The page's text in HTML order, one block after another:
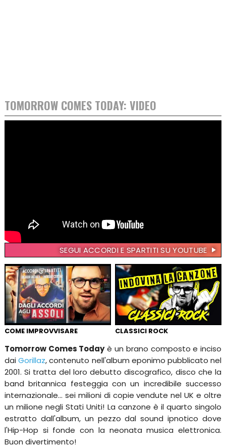
TOMORROW COMES TODAY: VIDEO
SEGUI ACCORDI E SPARTITI SU YOUTUBE
COME IMPROVVISARE CLASSICI ROCK
Tomorrow Comes Todayè un brano composto e inciso
daiGorillaz, contenuto nell'album eponimo pubblicato nel
2001. Si tratta del loro debutto discografico, disco che la
band britannica festeggia con un incredibile successo
internazionale... sei milioni di copie vendute nel UK e oltre
un milione negli Stati Uniti! La canzone è il quarto singolo
estratto dall'album, un pezzo dal sound ipnotico dove
l'Hip-Hop si fonde con la neonata musica elettronica.
Buon divertimento!